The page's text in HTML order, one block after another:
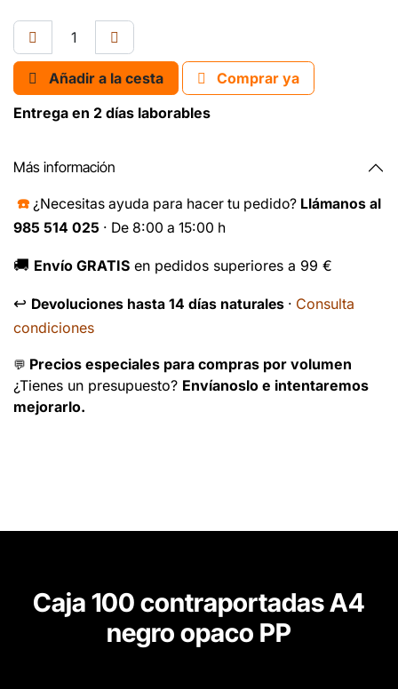
Añadir a la cesta
Comprar ya
Entrega en 2 días laborables
Más información
☎️ ¿Necesitas ayuda para hacer tu pedido? Llámanos al
985 514 025 · De 8:00 a 15:00 h
🚚 Envío GRATIS en pedidos superiores a 99 €
↩️ Devoluciones hasta 14 días naturales · Consulta
condiciones
💬 Precios especiales para compras por volumen
¿Tienes un presupuesto? Envíanoslo e intentaremos
mejorarlo.
Caja 100 contraportadas A4
negro opaco PP